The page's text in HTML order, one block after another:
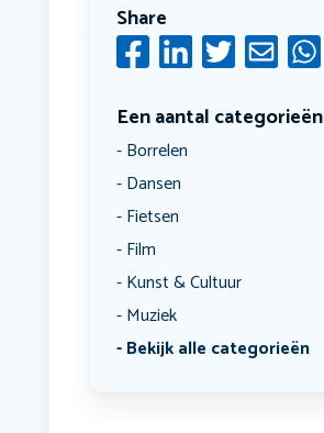
Share
Een aantal categorieën
Borrelen
Dansen
Fietsen
Film
Kunst & Cultuur
Muziek
Bekijk alle categorieën